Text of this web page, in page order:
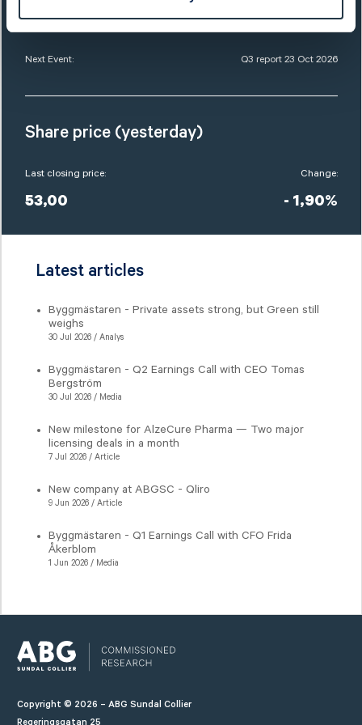
Ticker: AJA B
Next Event: Q3 report 23 Oct 2026
Share price (yesterday)
Last closing price:
53,00
Change:
- 1,90%
Latest articles
Byggmästaren - Private assets strong, but Green still
weighs
30 Jul 2026 / Analys
Byggmästaren - Q2 Earnings Call with CEO Tomas
Bergström
30 Jul 2026 / Media
New milestone for AlzeCure Pharma — Two major
licensing deals in a month
7 Jul 2026 / Article
New company at ABGSC - Qliro
9 Jun 2026 / Article
Byggmästaren - Q1 Earnings Call with CFO Frida
Åkerblom
1 Jun 2026 / Media
Copyright © 2026 – ABG Sundal Collier
Regeringsgatan 25